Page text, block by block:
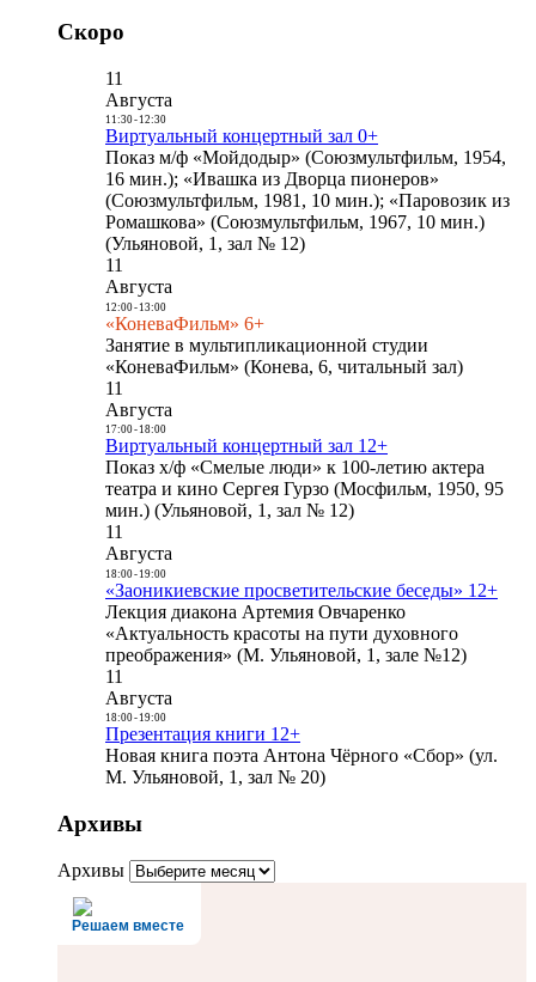
Скоро
11
Августа
11:30- 12:30
Виртуальный концертный зал 0+
Показ м/ф «Мойдодыр» (Союзмультфильм, 1954,
16 мин.); «Ивашка из Дворца пионеров»
(Союзмультфильм, 1981, 10 мин.); «Паровозик из
Ромашкова» (Союзмультфильм, 1967, 10 мин.)
(Ульяновой, 1, зал № 12)
11
Августа
12:00- 13:00
«КоневаФильм» 6+
Занятие в мультипликационной студии
«КоневаФильм» (Конева, 6, читальный зал)
11
Августа
17:00- 18:00
Виртуальный концертный зал 12+
Показ х/ф «Смелые люди» к 100-летию актера
театра и кино Сергея Гурзо (Мосфильм, 1950, 95
мин.) (Ульяновой, 1, зал № 12)
11
Августа
18:00- 19:00
«Заоникиевские просветительские беседы» 12+
Лекция диакона Артемия Овчаренко
«Актуальность красоты на пути духовного
преображения» (М. Ульяновой, 1, зале №12)
11
Августа
18:00- 19:00
Презентация книги 12+
Новая книга поэта Антона Чёрного «Сбор» (ул.
М. Ульяновой, 1, зал № 20)
Архивы
Архивы
Решаем вместе